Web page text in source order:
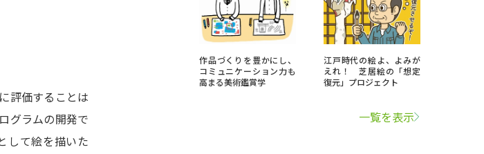
先輩が入学を決めた理由
新生活お役立ちガイド
学問発見
評価することは
グラムの開発で
して絵を描いた
作品づくりを豊かにし、
コミュニケーション力も
高まる美術鑑賞学
江戸時代の絵よ、よみが
えれ！ 芝居絵の「想定
復元」プロジェクト
一覧を表示